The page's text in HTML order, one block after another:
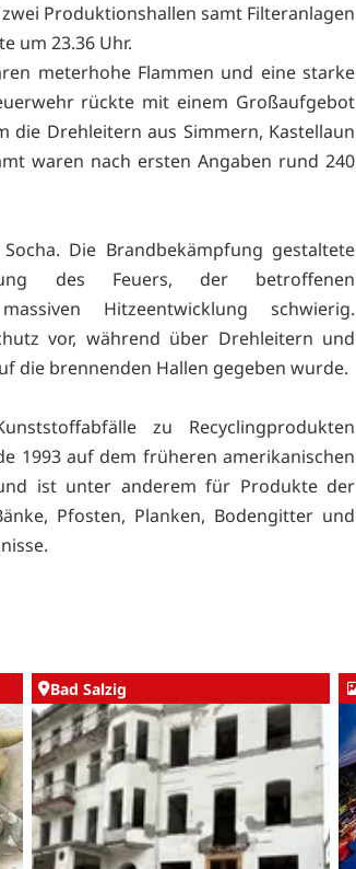
Produktionshallen samt Filteranlagen
um 23.36 Uhr.
meterhohe Flammen und eine starke
rückte mit einem Großaufgebot
die Drehleitern aus Simmern, Kastellaun
waren nach ersten Angaben rund 240
Die Brandbekämpfung gestaltete
des Feuers, der betroffenen
Hitzeentwicklung schwierig.
vor, während über Drehleitern und
die brennenden Hallen gegeben wurde.
zu Recyclingprodukten
1993 auf dem früheren amerikanischen
ist unter anderem für Produkte der
Pfosten, Planken, Bodengitter und
Bad Salzig